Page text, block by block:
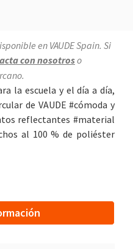
en VAUDE Spain. Si
con nosotroso
la escuela y el día a día,
de VAUDE #cómoda y
reflectantes #material
al 100 % de poliéster